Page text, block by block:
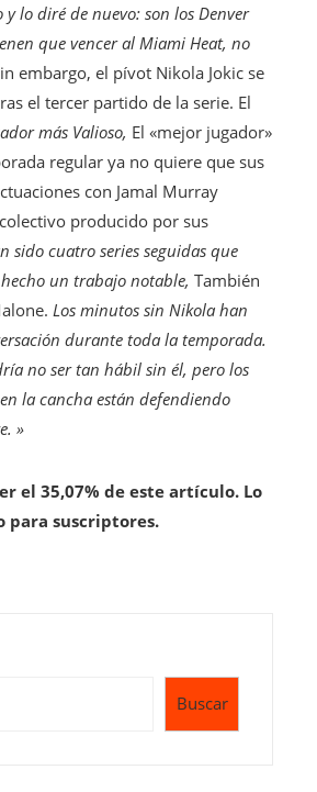
lo diré de nuevo: son los Denver
que vencer al Miami Heat, no
embargo, el pívot Nikola Jokic se
el tercer partido de la serie. El
más Valioso, El «mejor jugador»
regular ya no quiere que sus
con Jamal Murray
producido por sus
sido cuatro series seguidas que
un trabajo notable, También
Los minutos sin Nikola han
durante toda la temporada.
no ser tan hábil sin él, pero los
la cancha están defendiendo
»
el 35,07% de este artículo. Lo
para suscriptores.
Buscar